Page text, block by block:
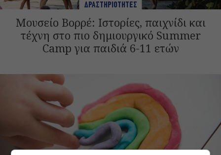
ΔΡΑΣΤΗΡΙΟΤΗΤΕΣ
Μουσείο Βορρέ: Ιστορίες, παιχνίδι και
τέχνη στο πιο δημιουργικό Summer
Camp για παιδιά 6-11 ετών